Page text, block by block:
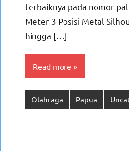
terbaiknya pada nomor
Meter 3 Posisi Metal
hingga […]
Read more
Olahraga Papua